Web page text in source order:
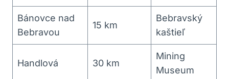
Bánovce‌ nad
Bebravou
15 km
Bebravský
kaštieľ
Handlová 30 km
Mining
Museum